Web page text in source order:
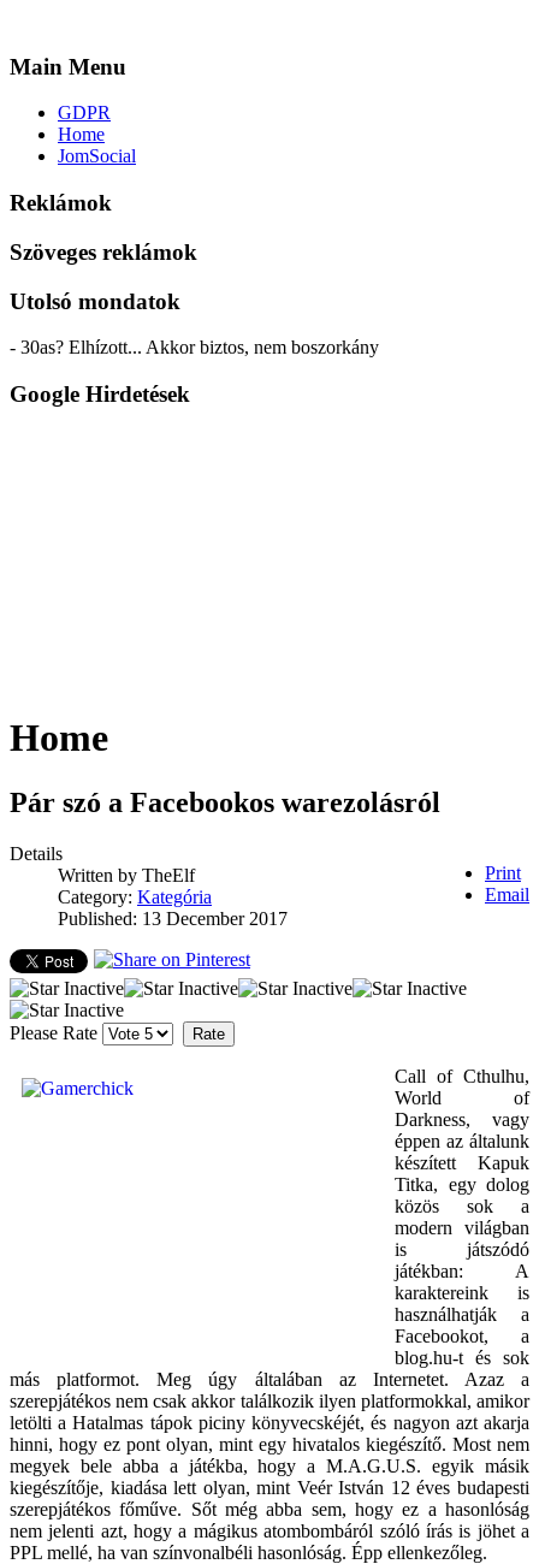
Main Menu
GDPR
Home
JomSocial
Reklámok
Szöveges reklámok
Utolsó mondatok
- 30as? Elhízott... Akkor biztos, nem boszorkány
Google Hirdetések
Home
Pár szó a Facebookos warezolásról
Print
Email
Details
Written by TheElf
Category: Kategória
Published: 13 December 2017
Please Rate
Call of Cthulhu,
World of
Darkness, vagy
éppen az általunk
készített Kapuk
Titka, egy dolog
közös sok a
modern világban
is játszódó
játékban: A
karaktereink is
használhatják a
Facebookot, a
blog.hu-t és sok
más platformot. Meg úgy általában az Internetet. Azaz a
szerepjátékos nem csak akkor találkozik ilyen platformokkal, amikor
letölti a Hatalmas tápok piciny könyvecskéjét, és nagyon azt akarja
hinni, hogy ez pont olyan, mint egy hivatalos kiegészítő. Most nem
megyek bele abba a játékba, hogy a M.A.G.U.S. egyik másik
kiegészítője, kiadása lett olyan, mint Veér István 12 éves budapesti
szerepjátékos főműve. Sőt még abba sem, hogy ez a hasonlóság
nem jelenti azt, hogy a mágikus atombombáról szóló írás is jöhet a
PPL mellé, ha van színvonalbéli hasonlóság. Épp ellenkezőleg.